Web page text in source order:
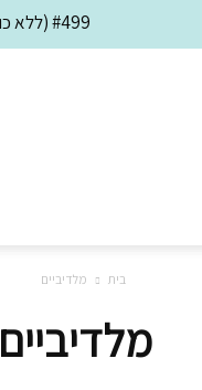
#499 (ללא כותרת)
בית מלדיביים
מלדיביים